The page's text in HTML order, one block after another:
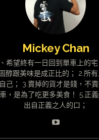
Mickey Chan
希望終有一日回到單車上的
醇跟美味是成正比的； 2.所
己； 3.賣掉的貨才是錢，不
，是為了吃更多美食！ 5.正
出自正義之人的口；